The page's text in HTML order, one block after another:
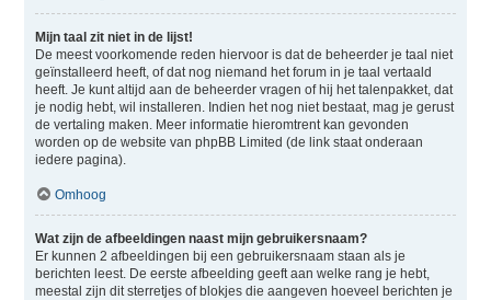
Mijn taal zit niet in de lijst!
De meest voorkomende reden hiervoor is dat de beheerder je taal niet
geïnstalleerd heeft, of dat nog niemand het forum in je taal vertaald
heeft. Je kunt altijd aan de beheerder vragen of hij het talenpakket, dat
je nodig hebt, wil installeren. Indien het nog niet bestaat, mag je gerust
de vertaling maken. Meer informatie hieromtrent kan gevonden
worden op de website van phpBB Limited (de link staat onderaan
iedere pagina).
Omhoog
Wat zijn de afbeeldingen naast mijn gebruikersnaam?
Er kunnen 2 afbeeldingen bij een gebruikersnaam staan als je
berichten leest. De eerste afbeelding geeft aan welke rang je hebt,
meestal zijn dit sterretjes of blokjes die aangeven hoeveel berichten je